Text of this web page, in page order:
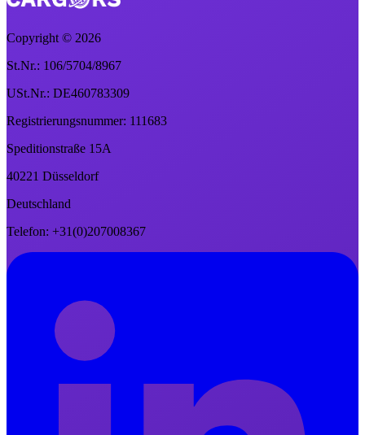
Copyright © 2026
St.Nr.: 106/5704/8967
USt.Nr.: DE460783309
Registrierungsnummer: 111683
Speditionstraße 15A
40221 Düsseldorf
Deutschland
Telefon: +31(0)207008367